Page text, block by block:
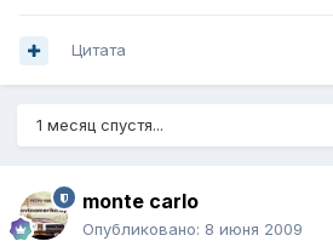
Цитата
1 месяц спустя...
monte carlo
Опубликовано: 8 июня 2009